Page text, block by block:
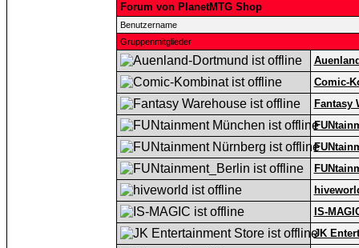
Forum von PlanetMTG Shop
Benutzername
Gruppenmitglieder
Comic-
Fantasy
IS-
JK